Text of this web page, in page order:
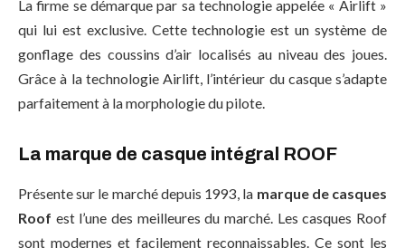
La firme se démarque par sa technologie appelée « Airlift »
qui lui est exclusive. Cette technologie est un système de
gonflage des coussins d’air localisés au niveau des joues.
Grâce à la technologie Airlift, l’intérieur du casque s’adapte
parfaitement à la morphologie du pilote.
La marque de casque intégral ROOF
Présente sur le marché depuis 1993, la marque de casques
Roof est l’une des meilleures du marché. Les casques Roof
sont modernes et facilement reconnaissables. Ce sont les